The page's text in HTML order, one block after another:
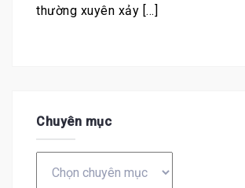
thường xuyên xảy […]
Chuyên mục